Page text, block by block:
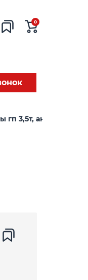
0
3,5т, анкера, 1